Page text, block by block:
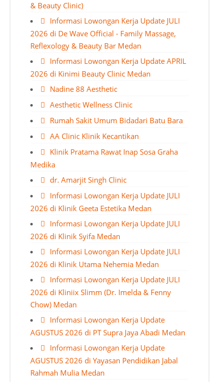
& Beauty Clinic)
Informasi Lowongan Kerja Update JULI
2026 di De Wave Official - Family Massage,
Reflexology & Beauty Bar Medan
Informasi Lowongan Kerja Update APRIL
2026 di Kinimi Beauty Clinic Medan
Nadine 88 Aesthetic
Aesthetic Wellness Clinic
Rumah Sakit Umum Bidadari Batu Bara
AA Clinic Klinik Kecantikan
Klinik Pratama Rawat Inap Sosa Graha
Medika
dr. Amarjit Singh Clinic
Informasi Lowongan Kerja Update JULI
2026 di Klinik Geeta Estetika Medan
Informasi Lowongan Kerja Update JULI
2026 di Klinik Syifa Medan
Informasi Lowongan Kerja Update JULI
2026 di Klinik Utama Nehemia Medan
Informasi Lowongan Kerja Update JULI
2026 di Kliniix Slimm (Dr. Imelda & Fenny
Chow) Medan
Informasi Lowongan Kerja Update
AGUSTUS 2026 di PT Supra Jaya Abadi Medan
Informasi Lowongan Kerja Update
AGUSTUS 2026 di Yayasan Pendidikan Jabal
Rahmah Mulia Medan